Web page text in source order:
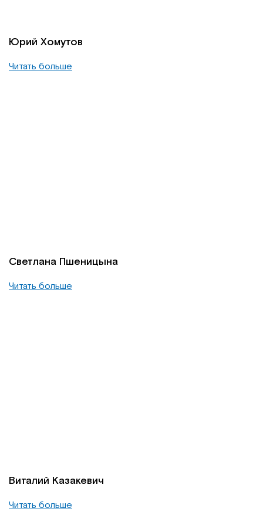
Юрий Хомутов
Читать больше
Светлана Пшеницына
Читать больше
Виталий Казакевич
Читать больше